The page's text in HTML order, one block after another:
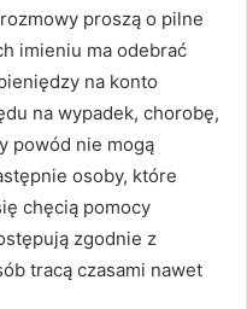
proszą o pilne
imieniu ma odebrać
na konto
na wypadek, chorobę,
powód nie mogą
osoby, które
chęcią pomocy
zgodnie z
tracą czasami nawet